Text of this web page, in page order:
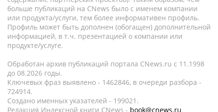
больше публикаций на CNews было с именем компании
или продукта/услуги, тем более информативен профиль.
Профиль может быть дополнен (обогащен) дополнительной
информацией, в т.ч. презентацией о компании или
продукте/услуге.
Обработан архив публикаций портала CNews.ru c 11.1998
до 08.2026 годы.
Ключевых фраз выявлено - 1462846, в очереди разбора -
724914.
Создано именных указателей - 199021.
Редакция Индексной книги CNews - book@cnews.ru